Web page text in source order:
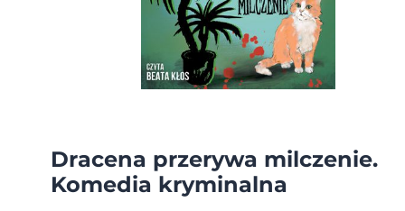
Dracena przerywa milczenie.
Komedia kryminalna